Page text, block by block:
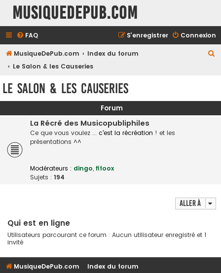
MusiqueDePub.com
FAQ Connexion
S’enregistrer
MusiqueDePub.com
Index du forum
Le Salon & les Causeries
r
Le Salon & les Causeries
Forum
La Récré des Musicopubliphiles
Ce que vous voulez ... c'est la récréation ! et les
présentations ^^
Modérateurs : dingo, fifoox
Sujets : 194
Aller à
Qui est en ligne
Utilisateurs parcourant ce forum : Aucun utilisateur enregistré et 1
invité
MusiqueDePub.com
Index du forum